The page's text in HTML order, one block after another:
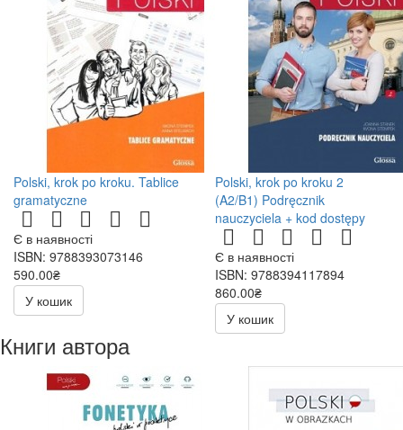
Polski, krok po kroku. Tablice
gramatyczne
Є в наявності
ISBN: 9788393073146
590.00₴
У кошик
Polski, krok po kroku 2
(A2/B1) Podręcznik
nauczyciela + kod dostępy
Є в наявності
ISBN: 9788394117894
860.00₴
У кошик
Книги автора